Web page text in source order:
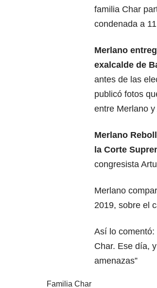
familia Char
condenada a
Merlano
exalcalde de
antes de las
publicó fotos
entre Merlano y
Merlano
la Corte
congresista
Merlano
2019, sobre el
Así lo comentó:
Char. Ese día,
amenazas”
Familia Char